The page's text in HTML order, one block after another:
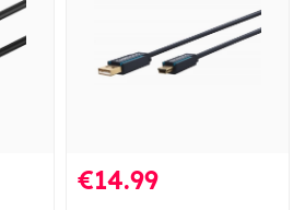
€14.99